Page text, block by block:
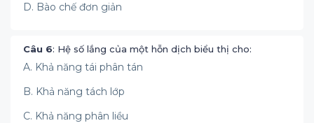
D. Bào chế đơn giản
Câu 6: Hệ số lắng của một hỗn dịch biểu thị cho:
A. Khả năng tái phân tán
B. Khả năng tách lớp
C. Khả năng phân liều